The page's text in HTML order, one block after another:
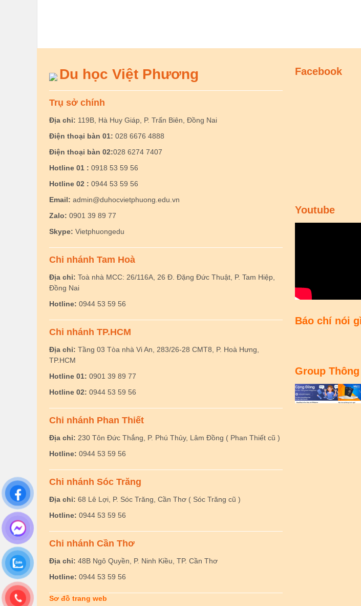
Du học Việt Phương
Trụ sở chính
Địa chỉ: 119B, Hà Huy Giáp, P. Trấn Biên, Đồng Nai
Điện thoại bàn 01: 028 6676 4888
Điện thoại bàn 02:028 6274 7407
Hotline 01 : 0918 53 59 56
Hotline 02 : 0944 53 59 56
Email: admin@duhocvietphuong.edu.vn
Zalo: 0901 39 89 77
Skype: Vietphuongedu
Chi nhánh Tam Hoà
Địa chỉ: Toà nhà MCC: 26/116A, 26 Đ. Đặng Đức Thuật, P. Tam Hiệp,
Đồng Nai
Hotline: 0944 53 59 56
Chi nhánh TP.HCM
Địa chỉ: Tầng 03 Tòa nhà Vi An, 283/26-28 CMT8, P. Hoà Hưng,
TP.HCM
Hotline 01: 0901 39 89 77
Hotline 02: 0944 53 59 56
Chi nhánh Phan Thiết
Địa chỉ: 230 Tôn Đức Thắng, P. Phú Thủy, Lâm Đồng ( Phan Thiết cũ )
Hotline: 0944 53 59 56
Chi nhánh Sóc Trăng
Địa chỉ: 68 Lê Lợi, P. Sóc Trăng, Cần Thơ ( Sóc Trăng cũ )
Hotline: 0944 53 59 56
Chi nhánh Cần Thơ
Địa chỉ: 48B Ngô Quyền, P. Ninh Kiều, TP. Cần Thơ
Hotline: 0944 53 59 56
Sơ đồ trang web
Facebook
Youtube
Báo chí nói
Group